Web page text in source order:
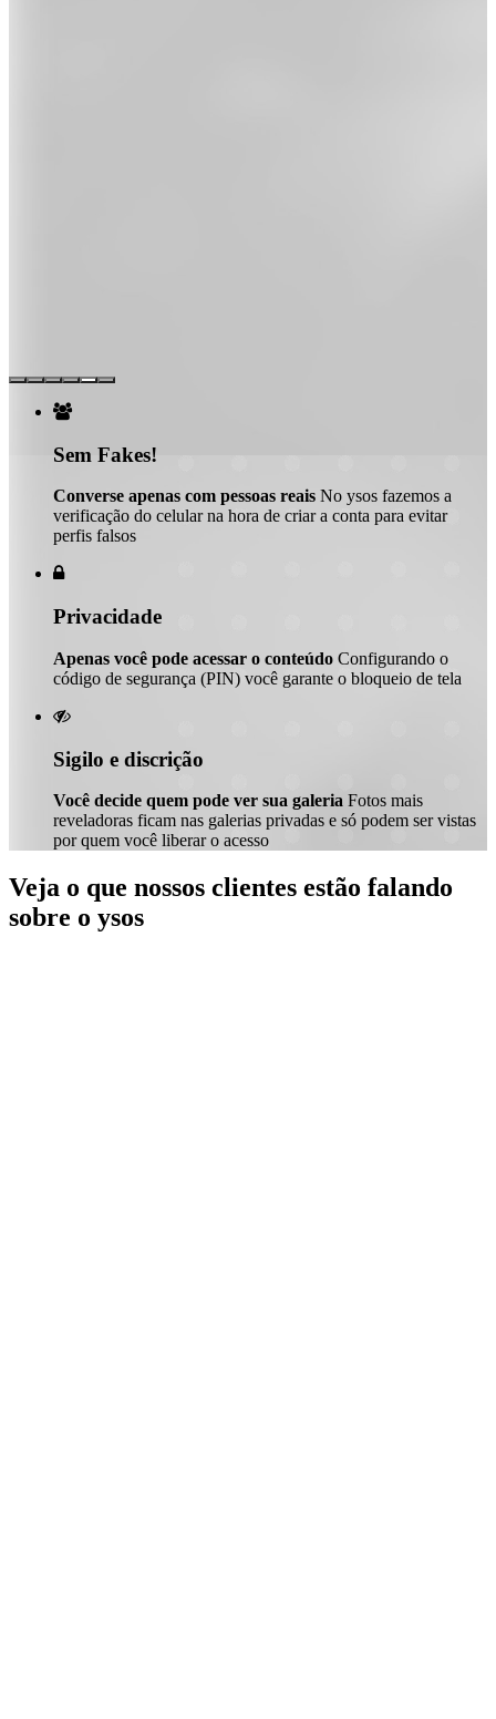

Sem Fakes!
Converse apenas com pessoas reais No ysos fazemos a
verificação do celular na hora de criar a conta para evitar
perfis falsos

Privacidade
Apenas você pode acessar o conteúdo Configurando o
código de segurança (PIN) você garante o bloqueio de tela

Sigilo e discrição
Você decide quem pode ver sua galeria Fotos mais
reveladoras ficam nas galerias privadas e só podem ser vistas
por quem você liberar o acesso
Veja o que nossos clientes estão falando
sobre o ysos